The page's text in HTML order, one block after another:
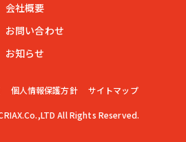
電話をかける
会社概要
お問い合わせ
お知らせ
個人情報保護方針 サイトマップ
All Rights Reserved.